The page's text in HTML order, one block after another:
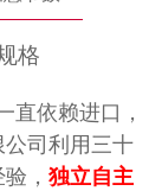
格
直依赖进口，
司利用三十
， 独立自主